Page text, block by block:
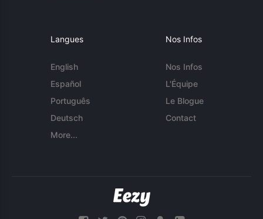
Langues
English
Español
Português
Deutsch
More...
Nos Infos
Nos Infos
L'Équipe
Le Blogue
Contact